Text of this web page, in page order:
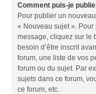
Comment puis-je
Pour publier un
« Nouveau sujet ».
message, cliquez sur le
besoin d’être inscrit
forum, une liste de vos
forum ou du sujet. Par
sujets dans ce forum,
ce forum, etc.